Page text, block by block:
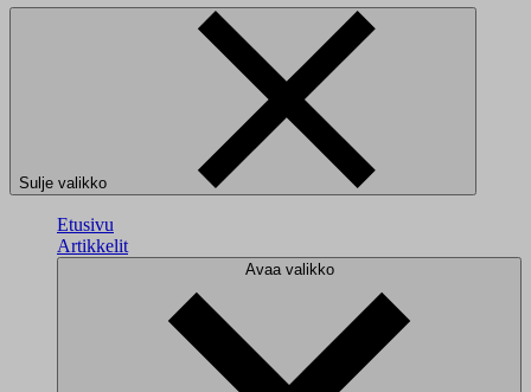
Sulje valikko
Etusivu
Artikkelit
Avaa valikko